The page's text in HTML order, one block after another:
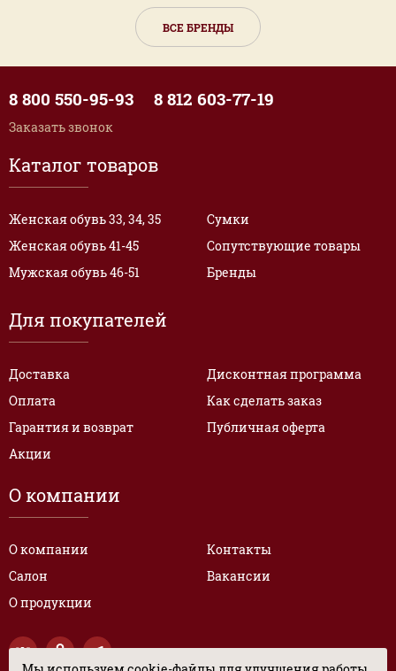
ВСЕ БРЕНДЫ
Каталог товаров
Женская обувь 33, 34, 35
Женская обувь 41-45
Мужская обувь 46-51
Сумки
Сопутствующие товары
Бренды
Для покупателей
Доставка
Оплата
Гарантия и возврат
Акции
Дисконтная программа
Как сделать заказ
Публичная оферта
О компании
О компании
Салон
О продукции
Контакты
Вакансии
8 800 550-95-93 8 812 603-77-19
Заказать звонок